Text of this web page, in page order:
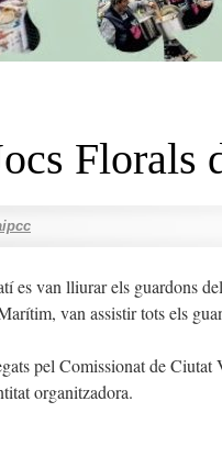
Florals
es van lliurar els guardons
van assistir tots els
pel Comissionat de Ciutat
organitzadora.